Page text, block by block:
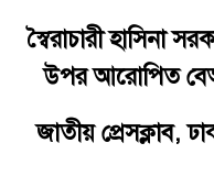
স্বৈরাচারী হাসিনা
উপর আরোপিত
জাতীয় প্রেসক্লাব,